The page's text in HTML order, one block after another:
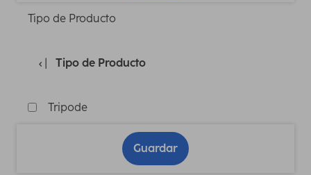
Tipo de Producto
Tipo de Producto
Tripode
Guardar